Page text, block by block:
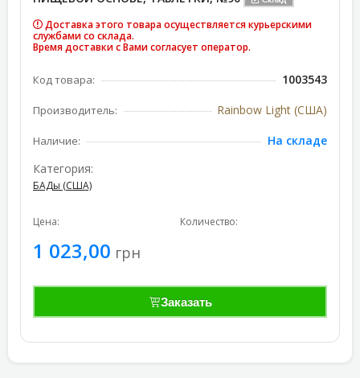
Доставка этого товара осуществляется курьерскими
службами со склада.
Время доставки с Вами согласует оператор.
Код товара: 1003543
Производитель: Rainbow Light (США)
Наличие:
На складе
Категория:
БАДы (США)
Цена:
1 023,00 грн
Количество:
Заказать